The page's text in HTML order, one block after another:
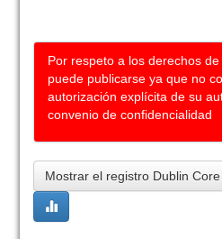
Por respeto a los derechos
puede publicarse ya que no
autorización explícita de su
convenio de confidencialidad
Mostrar el registro Dublin